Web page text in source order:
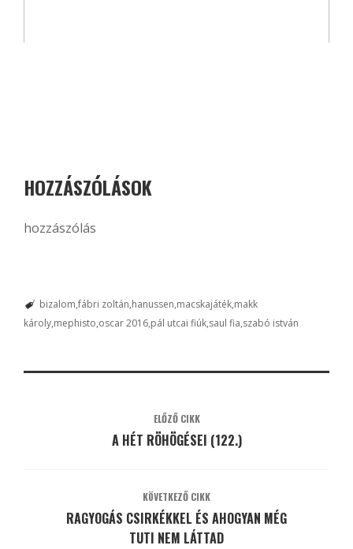
HOZZÁSZÓLÁSOK
hozzászólás
bizalom fábri zoltán hanussen macskajáték makk
károly mephisto oscar 2016 pál utcai fiúk saul fia szabó istván
ELŐZŐ CIKK
A HÉT RÖHÖGÉSEI (122.)
KÖVETKEZŐ CIKK
RAGYOGÁS CSIRKÉKKEL ÉS AHOGYAN MÉG
TUTI NEM LÁTTAD